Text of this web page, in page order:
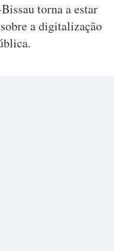
torna a estar
a digitalização